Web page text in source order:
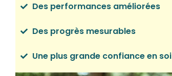
Des performances améliorées
Des progrès mesurables
Une plus grande confiance en soi